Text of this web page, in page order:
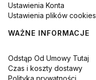
Ustawienia Konta
Ustawienia plików cookies
WAŻNE INFORMACJE
Odstąp Od Umowy Tutaj
Czas i koszty dostawy
Polityka prywatności